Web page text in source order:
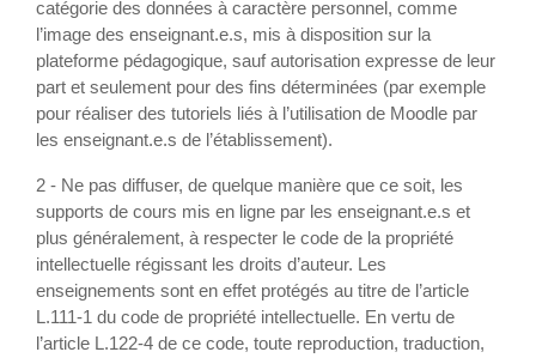
catégorie des données à caractère personnel, comme
l’image des enseignant.e.s, mis à disposition sur la
plateforme pédagogique, sauf autorisation expresse de leur
part et seulement pour des fins déterminées (par exemple
pour réaliser des tutoriels liés à l’utilisation de Moodle par
les enseignant.e.s de l’établissement).
2 - Ne pas diffuser, de quelque manière que ce soit, les
supports de cours mis en ligne par les enseignant.e.s et
plus généralement, à respecter le code de la propriété
intellectuelle régissant les droits d’auteur. Les
enseignements sont en effet protégés au titre de l’article
L.111-1 du code de propriété intellectuelle. En vertu de
l’article L.122-4 de ce code, toute reproduction, traduction,